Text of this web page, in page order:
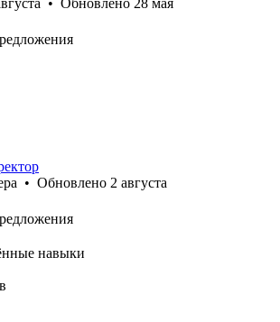
• Обновлено 2 августа
навыки